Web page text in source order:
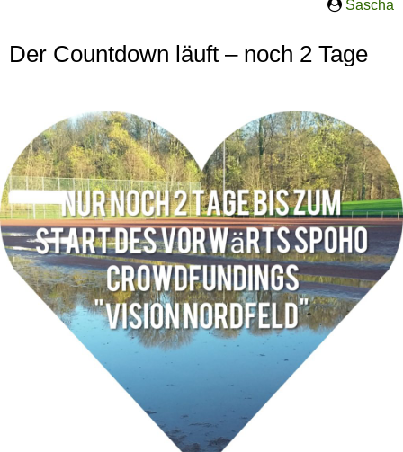
Sascha
Der Countdown läuft – noch 2 Tage